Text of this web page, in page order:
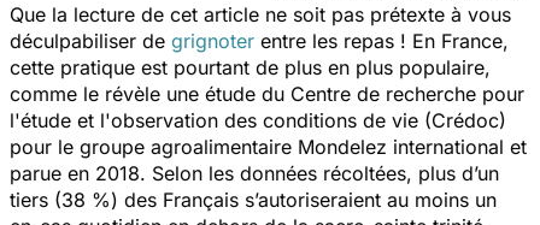
Que la lecture de cet article ne soit pas prétexte à vous
déculpabiliser de grignoter entre les repas ! En France,
cette pratique est pourtant de plus en plus populaire,
comme le révèle une étude du Centre de recherche pour
l'étude et l'observation des conditions de vie (Crédoc)
pour le groupe agroalimentaire Mondelez international et
parue en 2018. Selon les données récoltées, plus d’un
tiers (38 %) des Français s’autoriseraient au moins un